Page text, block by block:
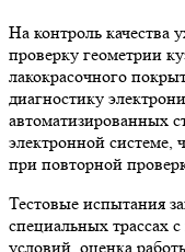
На контроль качества
проверку геометрии
лакокрасочного
диагностику
автоматизированных
электронной системе,
при повторной
Тестовые испытания
специальных трассах
условий, оценка